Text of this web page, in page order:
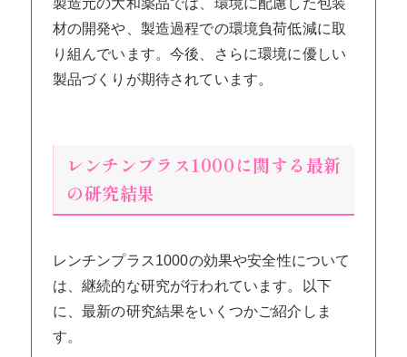
製造元の大和薬品では、環境に配慮した包装
材の開発や、製造過程での環境負荷低減に取
り組んでいます。今後、さらに環境に優しい
製品づくりが期待されています。
レンチンプラス1000に関する最新
の研究結果
レンチンプラス1000の効果や安全性について
は、継続的な研究が行われています。以下
に、最新の研究結果をいくつかご紹介しま
す。